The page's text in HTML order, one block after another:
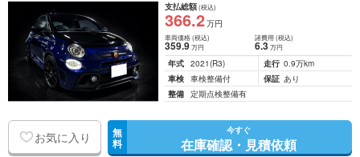
支払総額(税込)
366.2万円
車両価格(税込)
359.9万円
諸費用 (税込)
6.3 万円
年式 2021(R3) 走行 0.9万km
車検 車検整備付 保証 あり
整備 定期点検整備有
お気に入り 無
料
今すぐ
在庫確認・見積依頼